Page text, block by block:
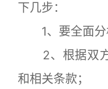
下几步：
1、要全面分
2、根据双方
和相关条款；